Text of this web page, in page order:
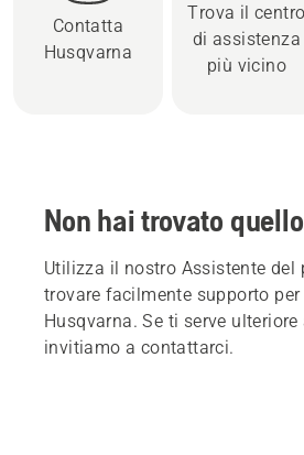
Contatta
Husqvarna
Trova il centro
di assistenza
più vicino
Non hai trovato
Utilizza il nostro Assistente del
trovare facilmente supporto
Husqvarna. Se ti serve
invitiamo a contattarci.